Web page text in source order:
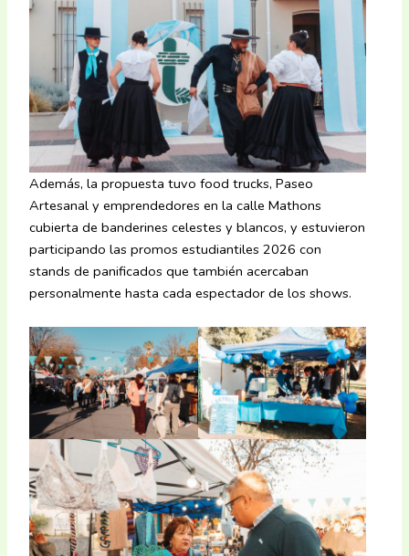
Además, la propuesta tuvo food trucks, Paseo
Artesanal y emprendedores en la calle Mathons
cubierta de banderines celestes y blancos, y estuvieron
participando las promos estudiantiles 2026 con
stands de panificados que también acercaban
personalmente hasta cada espectador de los shows.